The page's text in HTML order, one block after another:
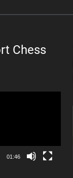
Chess
01:46